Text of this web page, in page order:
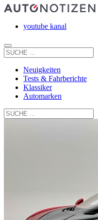
youtube kanal
Neuigkeiten
Tests & Fahrberichte
Klassiker
Automarken